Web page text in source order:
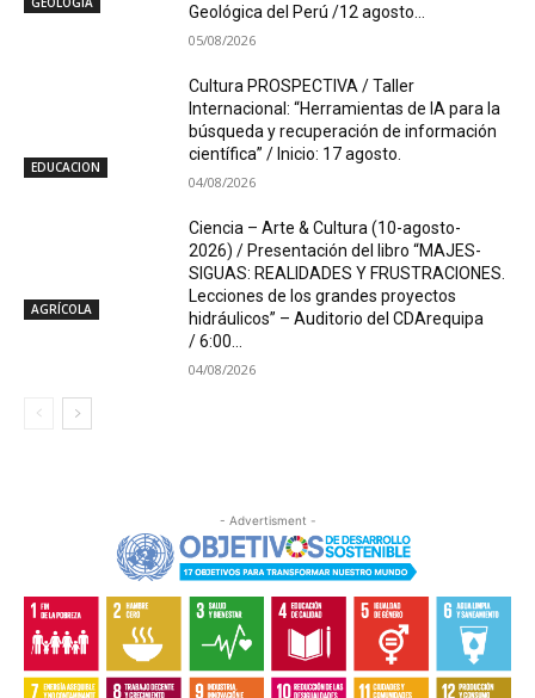
Geológica del Perú /12 agosto...
05/08/2026
EDUCACION
Cultura PROSPECTIVA / Taller
Internacional: “Herramientas de IA para la
búsqueda y recuperación de información
científica” / Inicio: 17 agosto.
04/08/2026
AGRÍCOLA
Ciencia – Arte & Cultura (10-agosto-
2026) / Presentación del libro “MAJES-
SIGUAS: REALIDADES Y FRUSTRACIONES.
Lecciones de los grandes proyectos
hidráulicos” – Auditorio del CDArequipa
/ 6:00...
04/08/2026
- Advertisment -